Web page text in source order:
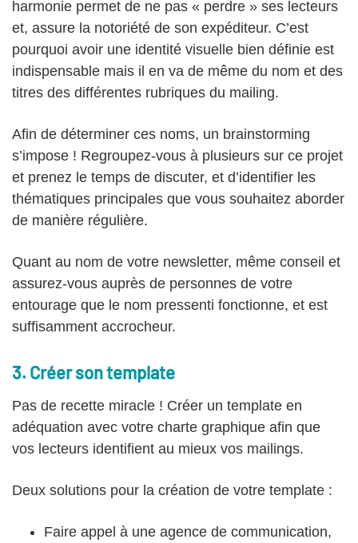
harmonie permet de ne pas « perdre » ses lecteurs
et, assure la notoriété de son expéditeur. C’est
pourquoi avoir une identité visuelle bien définie est
indispensable mais il en va de même du nom et des
titres des différentes rubriques du mailing.
Afin de déterminer ces noms, un brainstorming
s’impose ! Regroupez-vous à plusieurs sur ce projet
et prenez le temps de discuter, et d’identifier les
thématiques principales que vous souhaitez aborder
de manière régulière.
Quant au nom de votre newsletter, même conseil et
assurez-vous auprès de personnes de votre
entourage que le nom pressenti fonctionne, et est
suffisamment accrocheur.
3. Créer son template
Pas de recette miracle ! Créer un template en
adéquation avec votre charte graphique afin que
vos lecteurs identifient au mieux vos mailings.
Deux solutions pour la création de votre template :
Faire appel à une agence de communication,